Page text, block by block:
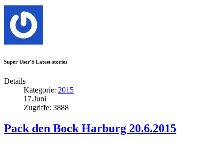
Super User'S Latest stories
Details
Kategorie: 2015
17.Juni
Zugriffe: 3888
Pack den Bock Harburg 20.6.2015